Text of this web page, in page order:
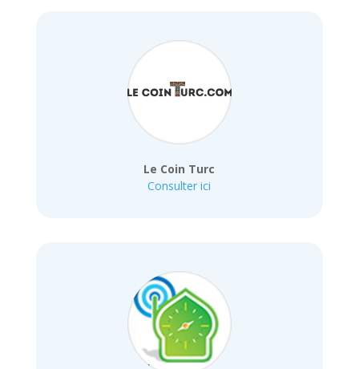
Le Coin Turc
Consulter ici